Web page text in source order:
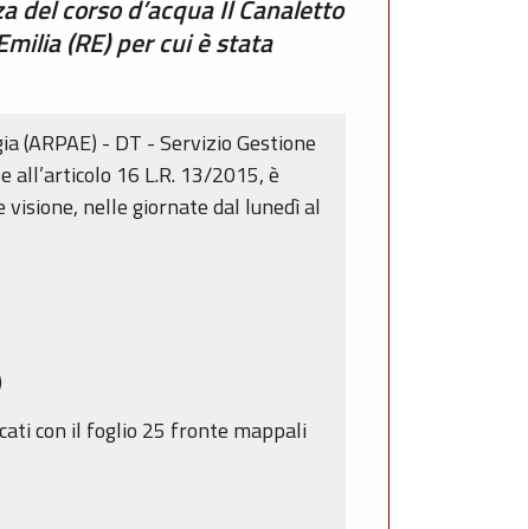
del corso d’acqua Il Canaletto
(RE) per cui è stata
(ARPAE) - DT - Servizio Gestione
all’articolo 16 L.R. 13/2015, è
visione, nelle giornate dal lunedì al
con il foglio 25 fronte mappali